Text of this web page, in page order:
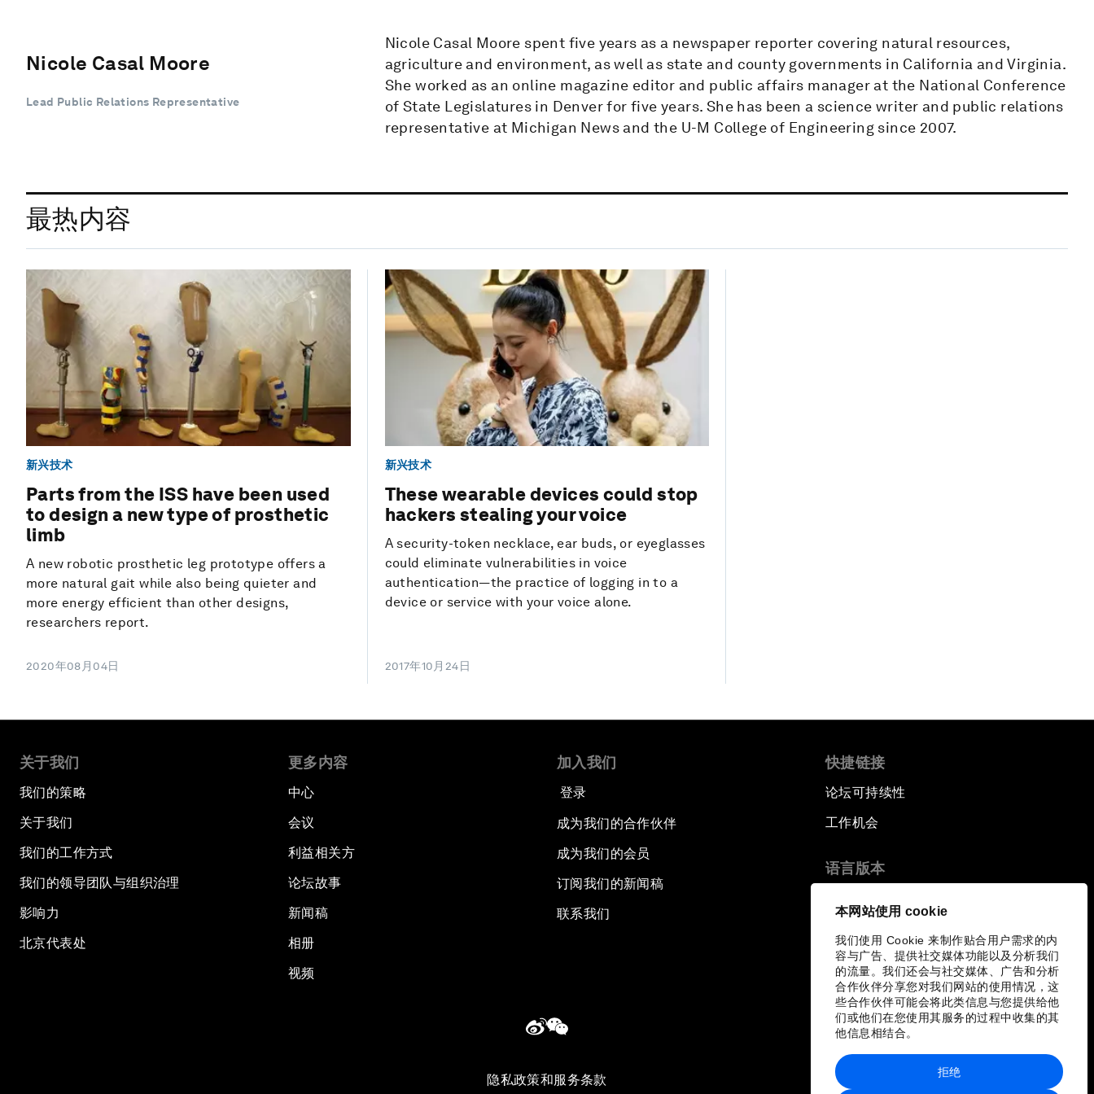
本网站使用 cookie
我们使用 Cookie 来制作贴合用户需求的内
容与广告、提供社交媒体功能以及分析我们
的流量。我们还会与社交媒体、广告和分析
合作伙伴分享您对我们网站的使用情况，这
些合作伙伴可能会将此类信息与您提供给他
们或他们在您使用其服务的过程中收集的其
他信息相结合。
拒绝
Nicole Casal Moore
Lead Public Relations Representative
Nicole Casal Moore spent five years as a newspaper reporter covering natural resources,
agriculture and environment, as well as state and county governments in California and Virginia.
She worked as an online magazine editor and public affairs manager at the National Conference
of State Legislatures in Denver for five years. She has been a science writer and public relations
representative at Michigan News and the U-M College of Engineering since 2007.
最热内容
新兴技术
Parts from the ISS have been used
to design a new type of prosthetic
limb
A new robotic prosthetic leg prototype offers a
more natural gait while also being quieter and
more energy efficient than other designs,
researchers report.
2020年08月04日
新兴技术
These wearable devices could stop
hackers stealing your voice
A security-token necklace, ear buds, or eyeglasses
could eliminate vulnerabilities in voice
authentication—the practice of logging in to a
device or service with your voice alone.
2017年10月24日
关于我们
我们的策略
关于我们
我们的工作方式
我们的领导团队与组织治理
影响力
北京代表处
更多内容
中心
会议
利益相关方
论坛故事
新闻稿
相册
视频
加入我们
登录
成为我们的合作伙伴
成为我们的会员
订阅我们的新闻稿
联系我们
快捷链接
论坛可持续性
工作机会
语言版本
隐私政策和服务条款